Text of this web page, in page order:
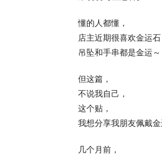
懂的人都懂，
店主近期很喜欢金运石
吊坠和手串都是金运～
但这篇，
不说我自己，
这个贴，
我想分享我朋友佩戴
几个月前，